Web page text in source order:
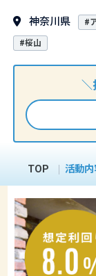
神奈川県 #
#桜山
＼
TOP 活動内